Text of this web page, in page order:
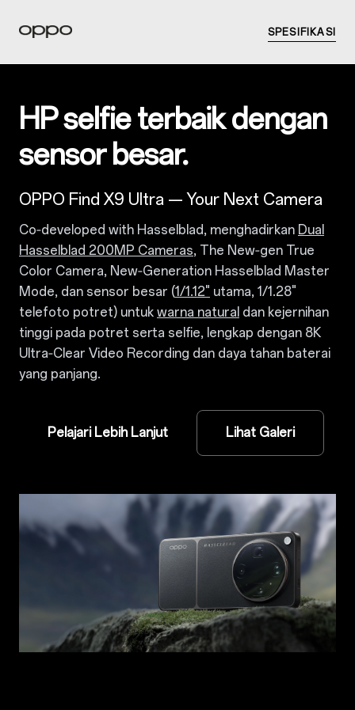
SPESIFIKASI
HP selfie terbaik dengan
sensor besar.
OPPO Find X9 Ultra — Your Next Camera
Co‑developed with Hasselblad, menghadirkan Dual
Hasselblad 200MP Cameras, The New‑gen True
Color Camera, New‑Generation Hasselblad Master
Mode, dan sensor besar (1/1.12" utama, 1/1.28"
telefoto potret) untuk warna natural dan kejernihan
tinggi pada potret serta selfie, lengkap dengan 8K
Ultra‑Clear Video Recording dan daya tahan baterai
yang panjang.
Pelajari Lebih Lanjut Lihat Galeri